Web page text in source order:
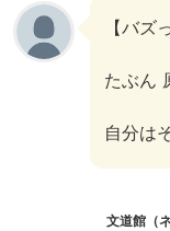
【バズ
たぶん
自分は
文道館（